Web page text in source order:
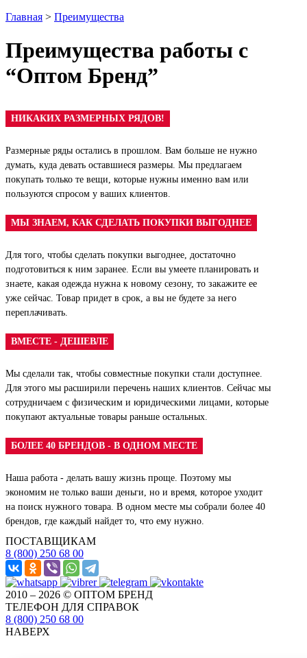
Главная > Преимущества
Преимущества работы с
“Оптом Бренд”
НИКАКИХ РАЗМЕРНЫХ РЯДОВ!
Размерные ряды остались в прошлом. Вам больше не нужно
думать, куда девать оставшиеся размеры. Мы предлагаем
покупать только те вещи, которые нужны именно вам или
пользуются спросом у ваших клиентов.
МЫ ЗНАЕМ, КАК СДЕЛАТЬ ПОКУПКИ ВЫГОДНЕЕ
Для того, чтобы сделать покупки выгоднее, достаточно
подготовиться к ним заранее. Если вы умеете планировать и
знаете, какая одежда нужна к новому сезону, то закажите ее
уже сейчас. Товар придет в срок, а вы не будете за него
переплачивать.
ВМЕСТЕ - ДЕШЕВЛЕ
Мы сделали так, чтобы совместные покупки стали доступнее.
Для этого мы расширили перечень наших клиентов. Сейчас мы
сотрудничаем с физическим и юридическими лицами, которые
покупают актуальные товары раньше остальных.
БОЛЕЕ 40 БРЕНДОВ - В ОДНОМ МЕСТЕ
Наша работа - делать вашу жизнь проще. Поэтому мы
экономим не только ваши деньги, но и время, которое уходит
на поиск нужного товара. В одном месте мы собрали более 40
брендов, где каждый найдет то, что ему нужно.
ПОСТАВЩИКАМ
8 (800) 250 68 00
2010 – 2026 © ОПТОМ БРЕНД
ТЕЛЕФОН ДЛЯ СПРАВОК
8 (800) 250 68 00
НАВЕРХ